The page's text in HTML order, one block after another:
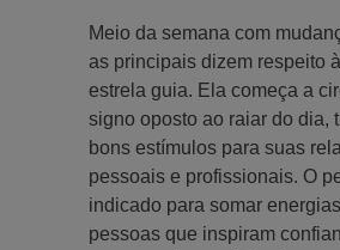
Meio da semana com
as principais dizem respeito
estrela guia. Ela começa a
signo oposto ao raiar do dia,
bons estímulos para suas
pessoais e profissionais. O
indicado para somar
pessoas que inspiram